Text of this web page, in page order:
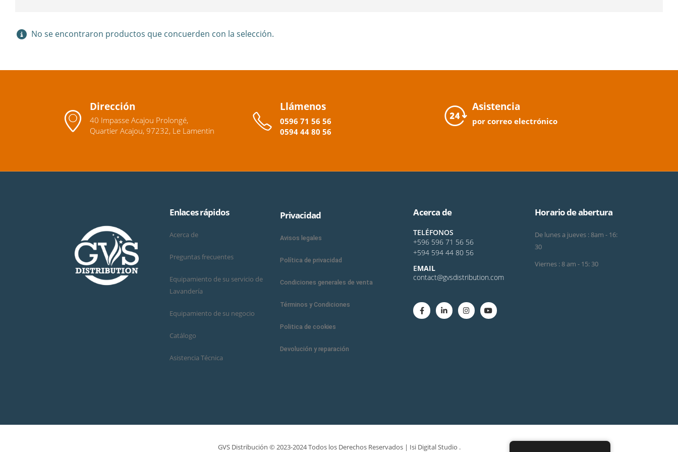
No se encontraron productos que concuerden con la selección.
Dirección
40 Impasse Acajou Prolongé,
Quartier Acajou, 97232, Le Lamentin
Llámenos
0596 71 56 56
0594 44 80 56
Asistencia
por correo electrónico
Enlaces rápidos
Acerca de
Preguntas frecuentes
Equipamiento de su servicio de
Lavandería
Equipamiento de su negocio
Catálogo
Asistencia Técnica
Privacidad
Avisos legales
Política de privacidad
Condiciones generales de venta
Términos y Condiciones
Politica de cookies
Devolución y reparación
Acerca de
TELÉFONOS
+596 596 71 56 56
+594 594 44 80 56
EMAIL
contact@gvsdistribution.com
Horario de abertura
De lunes a jueves : 8am - 16:
30
Viernes : 8 am - 15: 30
GVS Distribución © 2023-2024 Todos los Derechos Reservados | Isi Digital Studio .